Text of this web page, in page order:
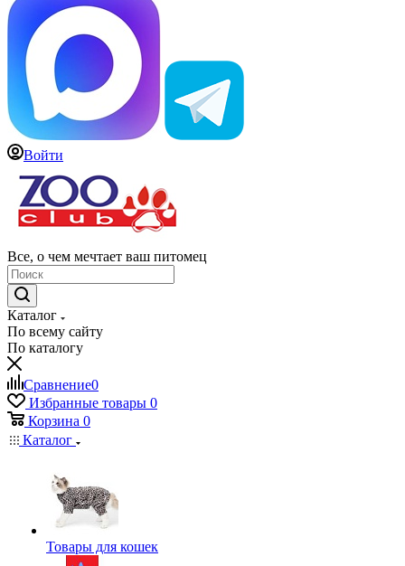
Войти
Все, о чем мечтает ваш питомец
Каталог
По всему сайту
По каталогу
Сравнение0
Избранные товары 0
Корзина 0
Каталог
Товары для кошек